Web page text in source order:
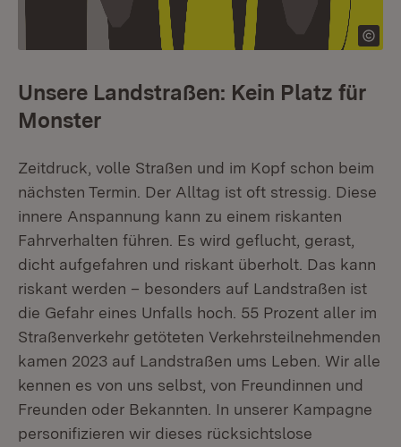
Unsere Landstraßen: Kein Platz für
Monster
Zeitdruck, volle Straßen und im Kopf schon beim
nächsten Termin. Der Alltag ist oft stressig. Diese
innere Anspannung kann zu einem riskanten
Fahrverhalten führen. Es wird geflucht, gerast,
dicht aufgefahren und riskant überholt. Das kann
riskant werden – besonders auf Landstraßen ist
die Gefahr eines Unfalls hoch. 55 Prozent aller im
Straßenverkehr getöteten Verkehrsteilnehmenden
kamen 2023 auf Landstraßen ums Leben. Wir alle
kennen es von uns selbst, von Freundinnen und
Freunden oder Bekannten. In unserer Kampagne
personifizieren wir dieses rücksichtslose